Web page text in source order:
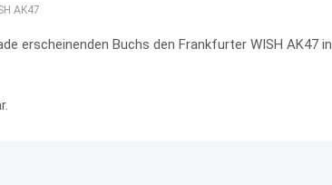
AK47
erscheinenden Buchs den Frankfurter WISH AK47 in